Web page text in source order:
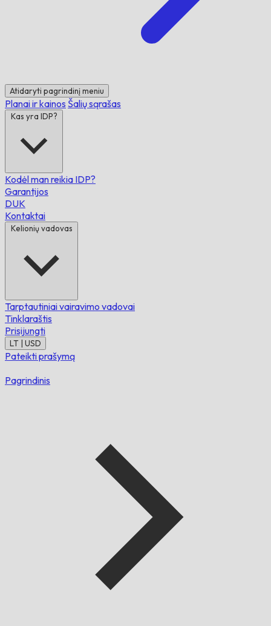
Atidaryti pagrindinį meniu
Planai ir kainos Šalių sąrašas
Kas yra IDP?
Kodėl man reikia IDP?
Garantijos
DUK
Kontaktai
Kelionių vadovas
Tarptautiniai vairavimo vadovai
Tinklaraštis
Prisijungti
LT | USD
Pateikti prašymą
Pagrindinis